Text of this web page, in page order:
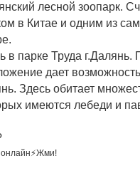
лесной зоопарк.
в Китае и одним из
в парке Труда г.Далянь.
дает
Здесь обитает
имеются лебеди и